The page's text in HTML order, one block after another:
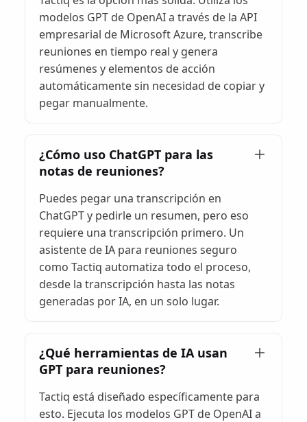
modelos GPT de OpenAI a través de la API
empresarial de Microsoft Azure, transcribe
reuniones en tiempo real y genera
resúmenes y elementos de acción
automáticamente sin necesidad de copiar y
pegar manualmente.
¿Cómo uso ChatGPT para las
notas de reuniones?
Puedes pegar una transcripción en
ChatGPT y pedirle un resumen, pero eso
requiere una transcripción primero. Un
asistente de IA para reuniones seguro
como Tactiq automatiza todo el proceso,
desde la transcripción hasta las notas
generadas por IA, en un solo lugar.
¿Qué herramientas de IA usan
GPT para reuniones?
Tactiq está diseñado específicamente para
esto. Ejecuta los modelos GPT de OpenAI a